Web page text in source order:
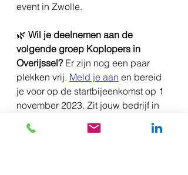
event in Zwolle.
🌿 Wil je deelnemen aan de
volgende groep Koplopers in
Overijssel? Er zijn nog een paar
plekken vrij. Meld je aan en bereid
je voor op de startbijeenkomst op 1
november 2023. Zit jouw bedrijf in
starten we binnenkort